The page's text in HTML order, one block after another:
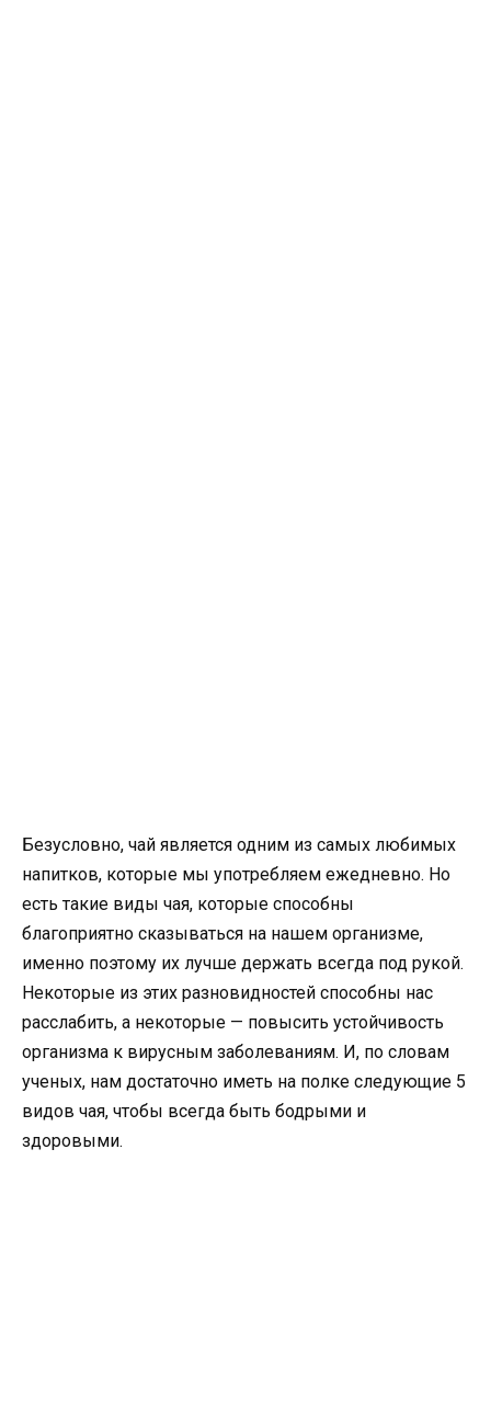
Безусловно, чай является одним из самых любимых
напитков, которые мы употребляем ежедневно. Но
есть такие виды чая, которые способны
благоприятно сказываться на нашем организме,
именно поэтому их лучше держать всегда под рукой.
Некоторые из этих разновидностей способны нас
расслабить, а некоторые — повысить устойчивость
организма к вирусным заболеваниям. И, по словам
ученых, нам достаточно иметь на полке следующие 5
видов чая, чтобы всегда быть бодрыми и
здоровыми.